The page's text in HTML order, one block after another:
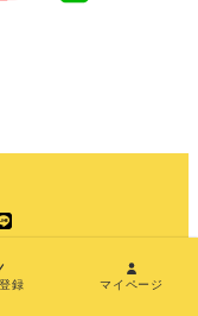
LINE
録 マイページ